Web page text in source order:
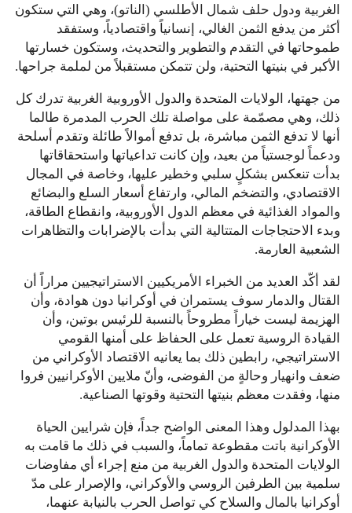
الغربية ودول حلف شمال الأطلسي (الناتو)، وهي التي ستكون
أكثر من يدفع الثمن الغالي، إنسانياً واقتصادياً، وستفقد
طموحاتها في التقدم والتطوير والتحديث، وستكون خسارتها
الأكبر في بنيتها التحتية، ولن تتمكن مستقبلاً من لملمة جراحها.
من جهتها، الولايات المتحدة والدول الأوروبية الغربية تدرك كل
ذلك، وهي مصمّمة على مواصلة تلك الحرب المدمرة طالما
أنها لا تدفع الثمن مباشرة، بل تدفع أموالاً طائلة وتقدم أسلحة
ودعماً لوجستياً من بعيد، وإن كانت تداعياتها واستحقاقاتها
بدأت تنعكس بشكلٍ سلبي وخطير عليها، وخاصة في المجال
الاقتصادي، والتضخم المالي، وارتفاع أسعار السلع والبضائع
والمواد الغذائية في معظم الدول الأوروبية، وانقطاع الطاقة،
وبدء الاحتجاجات المتتالية التي بدأت بالإضرابات والتظاهرات
الشعبية العارمة.
لقد أكّد العديد من الخبراء الأمريكيين الاستراتيجيين مراراً أن
القتال والدمار سوف يستمران في أوكرانيا دون هوادة، وأن
الهزيمة ليست خياراً مطروحاً بالنسبة للرئيس بوتين، وأن
القيادة الروسية تعمل على الحفاظ على أمنها القومي
الاستراتيجي، رابطين ذلك بما يعانيه الاقتصاد الأوكراني من
ضعف وانهيار وحالةٍ من الفوضى، وأنّ ملايين الأوكرانيين فروا
منها، وفقدت معظم بنيتها التحتية وقوتها الصناعية.
بهذا المدلول وهذا المعنى الواضح جداً، فإن شرايين الحياة
الأوكرانية باتت مقطوعة تماماً، والسبب في ذلك ما قامت به
الولايات المتحدة والدول الغربية من منع إجراء أي مفاوضات
سلمية بين الطرفين الروسي والأوكراني، والإصرار على مدّ
أوكرانيا بالمال والسلاح كي تواصل الحرب بالنيابة عنهما،